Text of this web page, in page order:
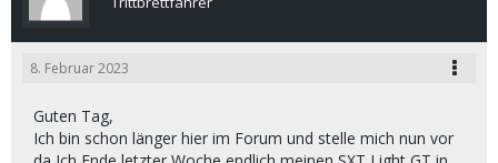
8. Februar 2023
Guten Tag,
Ich bin schon länger hier im Forum und stelle mich nun vor